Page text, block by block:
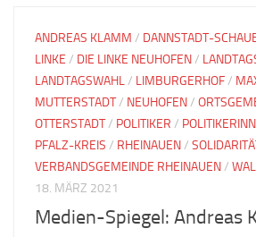
ANDREAS KLAMM / DANNSTADT-
LINKE / DIE LINKE NEUHOFEN/
LANDTAGSWAHL/ LIMBURGERHOF/
MUTTERSTADT/ NEUHOFEN/
OTTERSTADT/ POLITIKER /
PFALZ-KREIS / RHEINAUEN/
VERBANDSGEMEINDE RHEINAUEN/
18. MÄRZ 2021
Medien-Spiegel: Andreas